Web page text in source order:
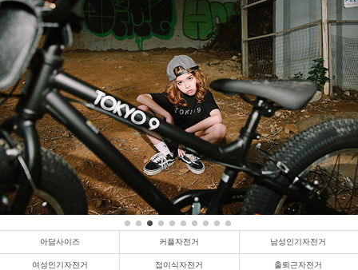
아담사이즈 커플자전거 남성인기자전거
여성인기자전거 접이식자전거 출퇴근자전거